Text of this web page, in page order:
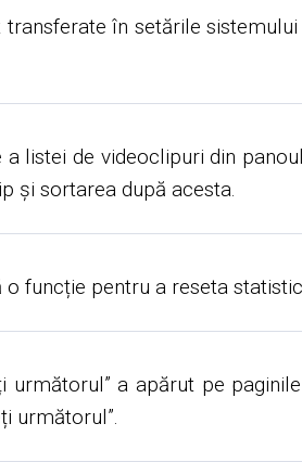
în setările
listei de videoclipuri din
și sortarea după acesta.
funcție pentru a reseta
următorul” a apărut pe
următorul”.